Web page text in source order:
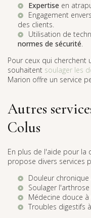
Expertise en
Engagement
des clients.
Utilisation de
normes de sécurité.
Pour ceux qui cherchent
souhaitent soulager les
Marion offre un service
Autres
Colus
En plus de l'aide pour la
propose divers services
Douleur
Soulager
Médecine douce
Troubles digestifs